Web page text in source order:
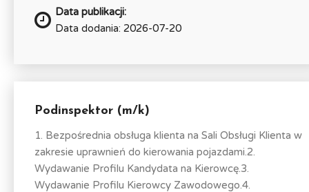
Data publikacji:
Data dodania: 2026-07-20
Podinspektor (m/k)
1. Bezpośrednia obsługa klienta na Sali Obsługi Klienta w
zakresie uprawnień do kierowania pojazdami.2.
Wydawanie Profilu Kandydata na Kierowcę.3.
Wydawanie Profilu Kierowcy Zawodowego.4.